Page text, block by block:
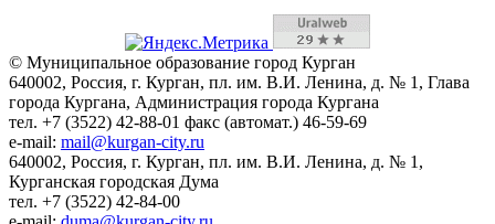
© Муниципальное образование город Курган
640002, Россия, г. Курган, пл. им. В.И. Ленина, д. № 1, Глава
города Кургана, Администрация города Кургана
тел. +7 (3522) 42-88-01 факс (автомат.) 46-59-69
e-mail: mail@kurgan-city.ru
640002, Россия, г. Курган, пл. им. В.И. Ленина, д. № 1,
Курганская городская Дума
тел. +7 (3522) 42-84-00